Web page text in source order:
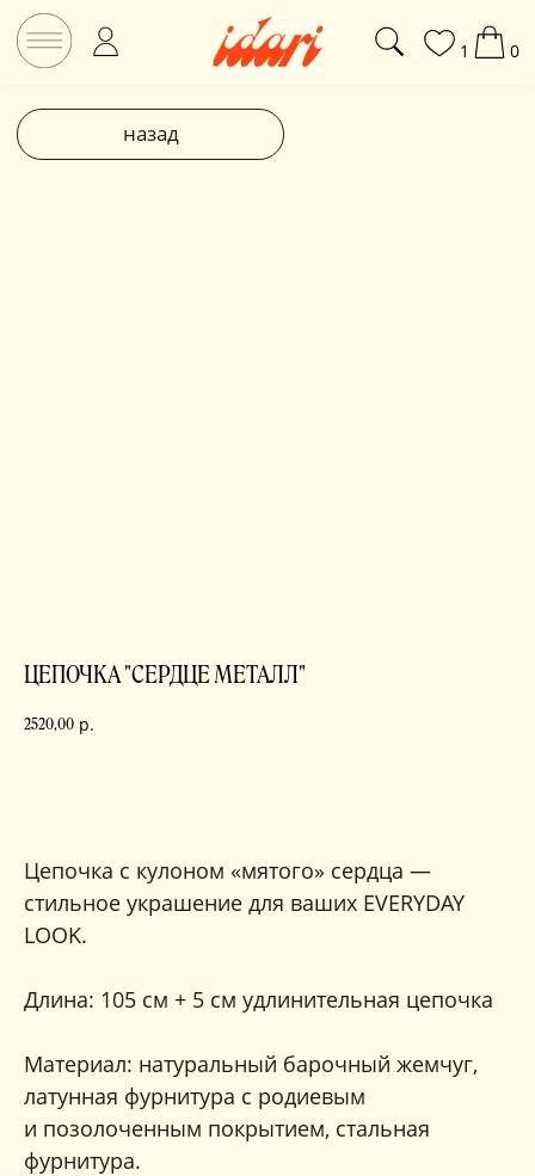
ЦЕПОЧКА "СЕРДЦЕ МЕТАЛЛ"
2520,00 р.
Цепочка с кулоном «мятого» сердца —
стильное украшение для ваших EVERYDAY
LOOK.
Длина: 105 см + 5 см удлинительная цепочка
Материал: натуральный барочный жемчуг,
латунная фурнитура с родиевым
и позолоченным покрытием, стальная
фурнитура.